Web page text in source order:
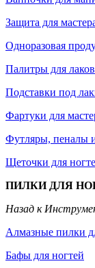
Защита для
Одноразовая
Палитры для лаков
Подставки под
Фартуки для
Футляры, пеналы
Щеточки для
ПИЛКИ ДЛЯ
Назад к
Алмазные пилки
Бафы для ногтей